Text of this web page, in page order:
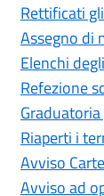
Rettificati
Assegno di
Elenchi
Refezione
Riaperti i
Avviso
Avviso ad